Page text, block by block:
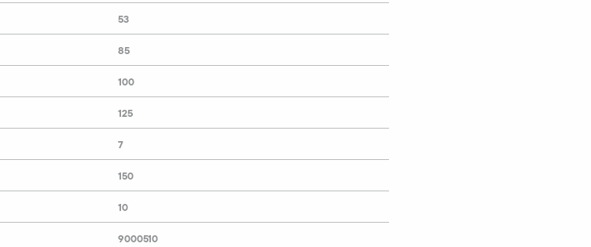
53
85
100
125
7
150
10
9000510